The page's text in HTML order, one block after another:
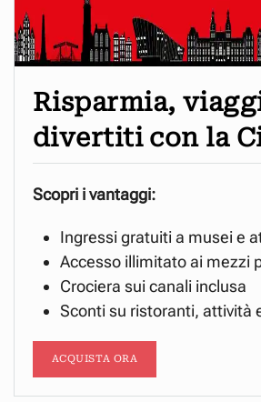
Risparmia,
divertiti con la
Scopri i vantaggi:
Ingressi gratuiti a musei e
Accesso illimitato ai mezzi
Crociera sui canali inclusa
Sconti su ristoranti, attività
ACQUISTA ORA